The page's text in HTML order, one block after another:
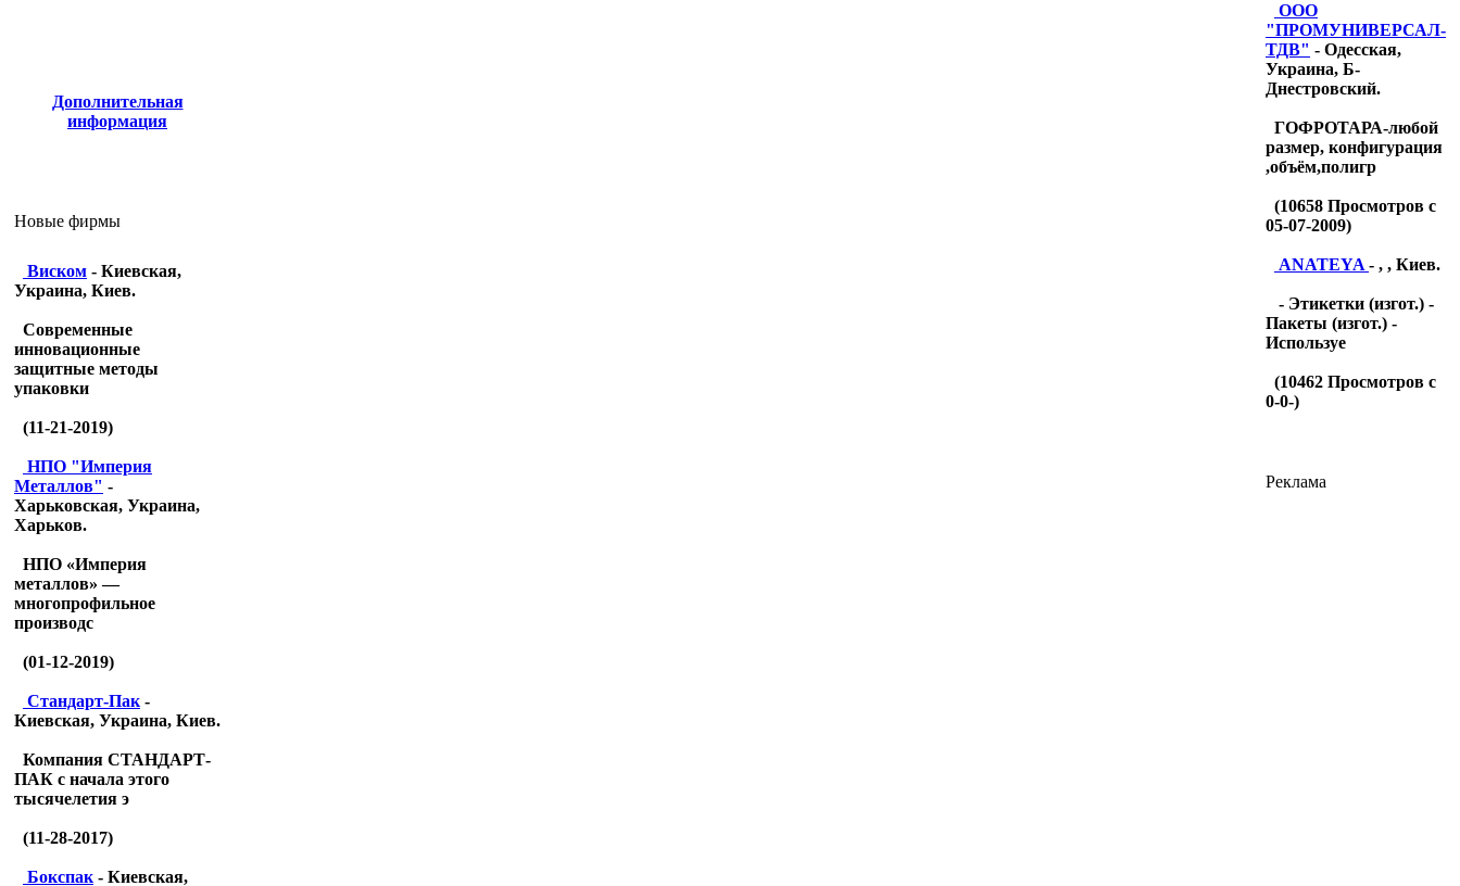
Дополнительная
информация
Новые фирмы
Виском - Киевская,
Украина, Киев.
Современные
инновационные
защитные методы
упаковки
(11-21-2019)
НПО "Империя
Металлов" -
Харьковская, Украина,
Харьков.
НПО «Империя
металлов» —
многопрофильное
производс
(01-12-2019)
Стандарт-Пак -
Киевская, Украина, Киев.
Компания СТАНДАРТ-
ПАК с начала этого
тысячелетия э
(11-28-2017)
Бокспак - Киевская,
OOO
"ПРОМУНИВЕРСАЛ-
ТДB" - Одесская,
Украина, Б-
Днестровский.
ГОФРОТАРА-любой
размер, конфигурация
,объём,полигр
(10658 Просмотров с
05-07-2009)
ANATEYA - , , Киев.
- Этикетки (изгот.) -
Пакеты (изгот.) -
Используе
(10462 Просмотров с
0-0-)
Реклама